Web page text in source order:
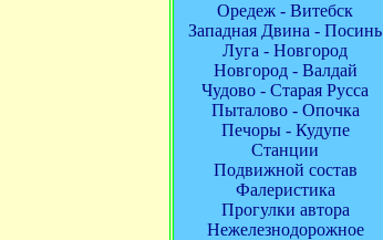
Оредеж - Витебск
Западная Двина - Посинь
Луга - Новгород
Новгород - Валдай
Чудово - Старая Русса
Пыталово - Опочка
Печоры - Кудупе
Станции
Подвижной состав
Фалеристика
Прогулки автора
Нежелезнодорожное